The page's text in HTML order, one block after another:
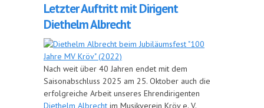
Letzter Auftritt mit Dirigent
Diethelm Albrecht
Nach weit über 40 Jahren endet mit dem
Saisonabschluss 2025 am 25. Oktober auch die
erfolgreiche Arbeit unseres Ehrendirigenten
Diethelm Albrecht im Musikverein Kröv e. V.